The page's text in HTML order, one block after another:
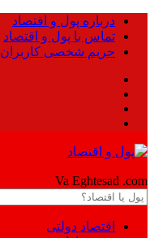
درباره پول و اقتصاد
تماس با پول و اقتصاد
حریم شخصی کاربران
Va Eghtesad .com
اقتصاد دولتی